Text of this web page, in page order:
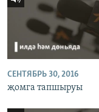
СЕНТЯБРЬ 30, 2016
җомга тапшыруы